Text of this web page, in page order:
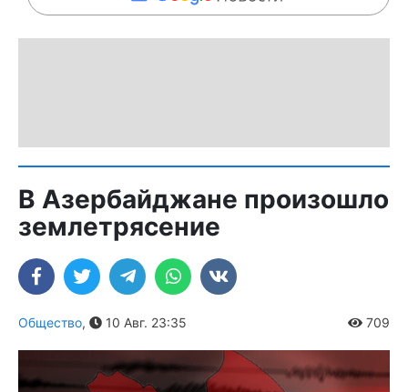
В Азербайджане произошло
землетрясение
Общество, 10 Авг. 23:35 709